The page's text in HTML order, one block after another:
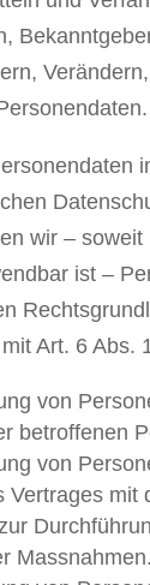
wir –
ist –
Art. 6 Abs.
von
betroffenen
von
Vertrages mit
Massnahmen.